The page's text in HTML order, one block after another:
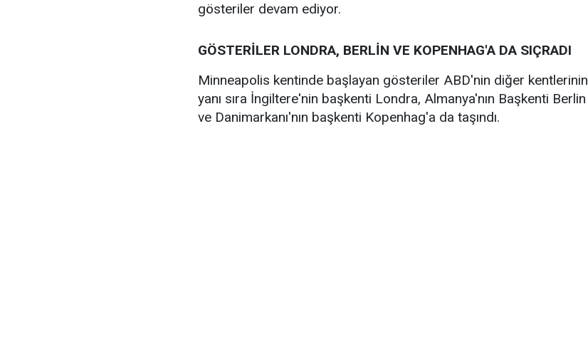
gösteriler devam ediyor.
GÖSTERİLER LONDRA, BERLİN VE KOPENHAG'A DA SIÇRADI
Minneapolis kentinde başlayan gösteriler ABD'nin diğer kentlerinin
yanı sıra İngiltere'nin başkenti Londra, Almanya'nın Başkenti Berlin
ve Danimarkanı'nın başkenti Kopenhag'a da taşındı.